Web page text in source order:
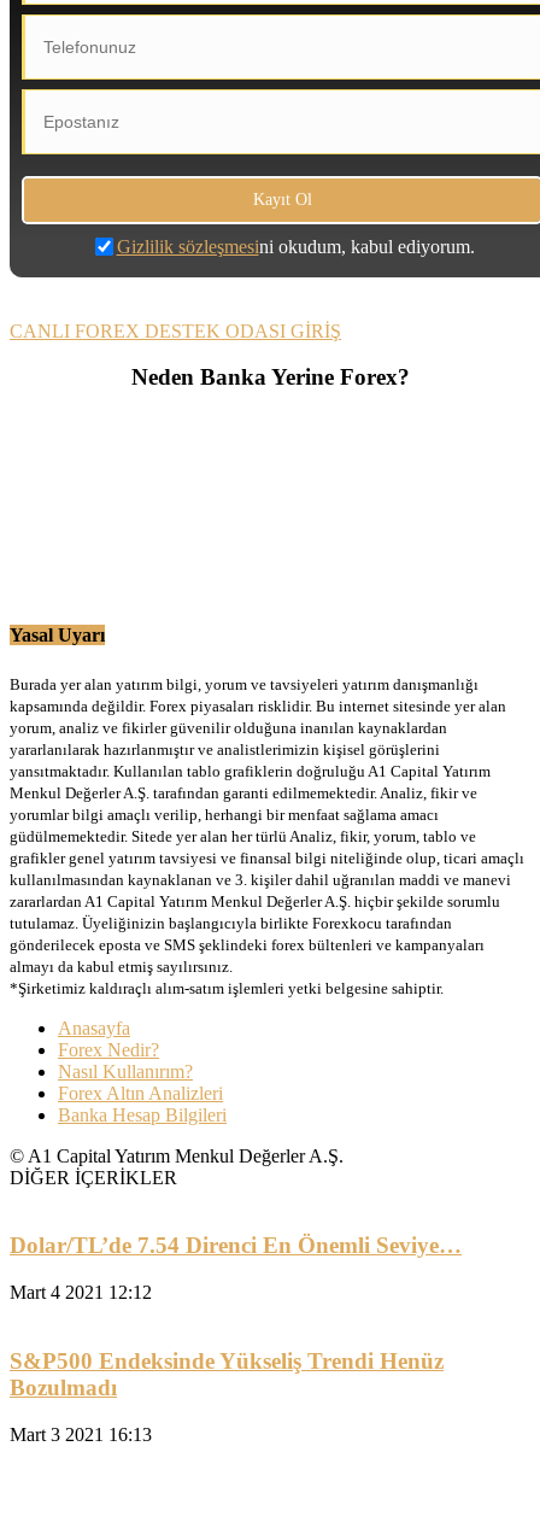
Gizlilik sözleşmesini okudum, kabul ediyorum.
CANLI FOREX DESTEK ODASI GİRİŞ
Neden Banka Yerine Forex?
Yasal Uyarı
Burada yer alan yatırım bilgi, yorum ve tavsiyeleri yatırım danışmanlığı
kapsamında değildir. Forex piyasaları risklidir. Bu internet sitesinde yer alan
yorum, analiz ve fikirler güvenilir olduğuna inanılan kaynaklardan
yararlanılarak hazırlanmıştır ve analistlerimizin kişisel görüşlerini
yansıtmaktadır. Kullanılan tablo grafiklerin doğruluğu A1 Capital Yatırım
Menkul Değerler A.Ş. tarafından garanti edilmemektedir. Analiz, fikir ve
yorumlar bilgi amaçlı verilip, herhangi bir menfaat sağlama amacı
güdülmemektedir. Sitede yer alan her türlü Analiz, fikir, yorum, tablo ve
grafikler genel yatırım tavsiyesi ve finansal bilgi niteliğinde olup, ticari amaçlı
kullanılmasından kaynaklanan ve 3. kişiler dahil uğranılan maddi ve manevi
zararlardan A1 Capital Yatırım Menkul Değerler A.Ş. hiçbir şekilde sorumlu
tutulamaz. Üyeliğinizin başlangıcıyla birlikte Forexkocu tarafından
gönderilecek eposta ve SMS şeklindeki forex bültenleri ve kampanyaları
almayı da kabul etmiş sayılırsınız.
*Şirketimiz kaldıraçlı alım-satım işlemleri yetki belgesine sahiptir.
Anasayfa
Forex Nedir?
Nasıl Kullanırım?
Forex Altın Analizleri
Banka Hesap Bilgileri
© A1 Capital Yatırım Menkul Değerler A.Ş.
DİĞER İÇERİKLER
Dolar/TL’de 7.54 Direnci En Önemli Seviye…
Mart 4 2021 12:12
S&P500 Endeksinde Yükseliş Trendi Henüz
Bozulmadı
Mart 3 2021 16:13